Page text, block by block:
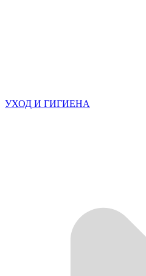
УХОД И ГИГИЕНА